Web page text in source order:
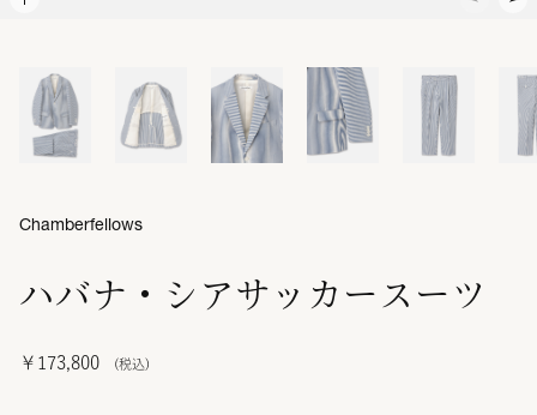
ハバナ・シアサッカースーツ
￥173,800
Chamberfellows